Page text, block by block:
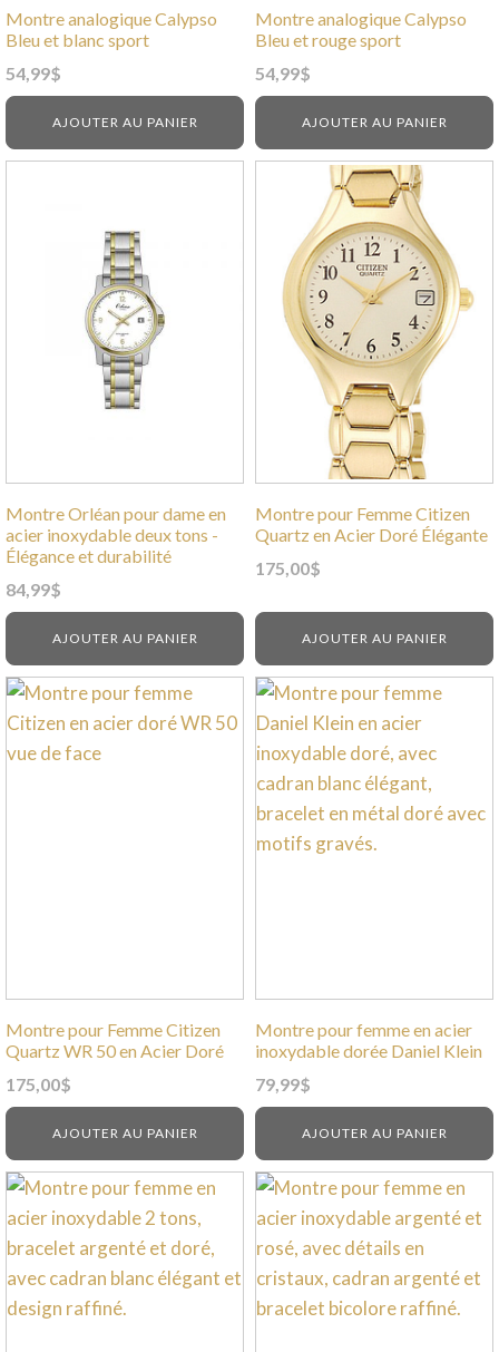
Montre analogique Calypso
Bleu et blanc sport
54,99$
AJOUTER AU PANIER
Montre analogique Calypso
Bleu et rouge sport
54,99$
AJOUTER AU PANIER
Montre Orléan pour dame en
acier inoxydable deux tons -
Élégance et durabilité
84,99$
AJOUTER AU PANIER
Montre pour Femme Citizen
Quartz en Acier Doré Élégante
175,00$
AJOUTER AU PANIER
Montre pour Femme Citizen
Quartz WR 50 en Acier Doré
175,00$
AJOUTER AU PANIER
Montre pour femme en acier
inoxydable dorée Daniel Klein
79,99$
AJOUTER AU PANIER